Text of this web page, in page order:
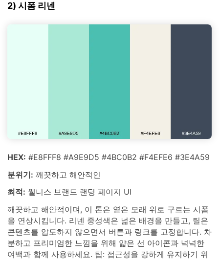
2) 시폼 리넨
HEX: #E8FFF8 #A9E9D5 #4BC0B2 #F4EFE6 #3E4A59
분위기: 깨끗하고 해안적인
최적: 웰니스 브랜드 랜딩 페이지 UI
깨끗하고 해안적이며, 이 톤은 옅은 모래 위로 구르는 시폼
을 연상시킵니다. 리넨 중성색은 넓은 배경을 만들고, 틸은
콘텐츠를 압도하지 않으면서 버튼과 링크를 고정합니다. 차
분하고 프리미엄한 느낌을 위해 얇은 선 아이콘과 넉넉한
여백과 함께 사용하세요. 팁: 접근성을 강하게 유지하기 위